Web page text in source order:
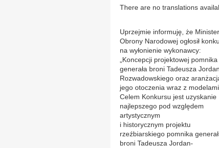
There are no translations
Uprzejmie informuję, że Minister
Obrony Narodowej ogłosił
na wyłonienie wykonawcy:
„Koncepcji projektowej pomnika
generała broni Tadeusza
Rozwadowskiego oraz
jego otoczenia wraz z
Celem Konkursu jest uzyskanie
najlepszego pod względem
artystycznym
i historycznym projektu
rzeźbiarskiego pomnika
broni Tadeusza Jordan-